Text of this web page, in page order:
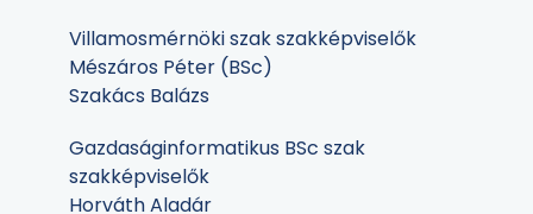
Villamosmérnöki szak szakképviselők
Mészáros Péter (BSc)
Szakács Balázs
Gazdaságinformatikus BSc szak
szakképviselők
Horváth Aladár